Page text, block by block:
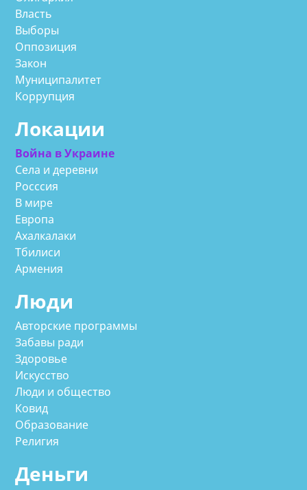
Власть
Выборы
Оппозиция
Закон
Муниципалитет
Коррупция
Локации
Война в Украине
Села и деревни
Росссия
В мире
Европа
Ахалкалаки
Тбилиси
Армения
Люди
Авторские программы
Забавы ради
Здоровье
Искусство
Люди и общество
Ковид
Образование
Религия
Деньги